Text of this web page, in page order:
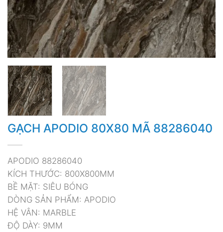
GẠCH APODIO 80X80 MÃ 88286040
APODIO 88286040
KÍCH THƯỚC: 800X800MM
BỀ MẶT: SIÊU BÓNG
DÒNG SẢN PHẨM: APODIO
HỆ VÂN: MARBLE
ĐỘ DÀY: 9MM